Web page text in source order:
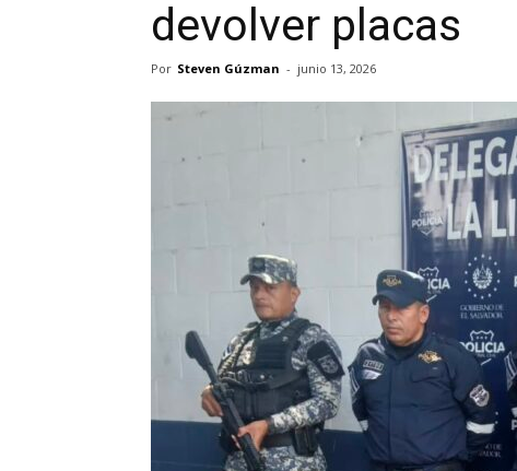
devolver placas
Por Steven Gúzman - junio 13, 2026